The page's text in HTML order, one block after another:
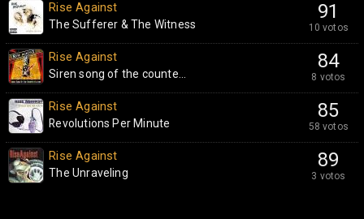
91
10 votos
Rise Against
The Sufferer & The Witness
84
8 votos
Rise Against
Siren song of the counte...
85
58 votos
Rise Against
Revolutions Per Minute
89
3 votos
Rise Against
The Unraveling